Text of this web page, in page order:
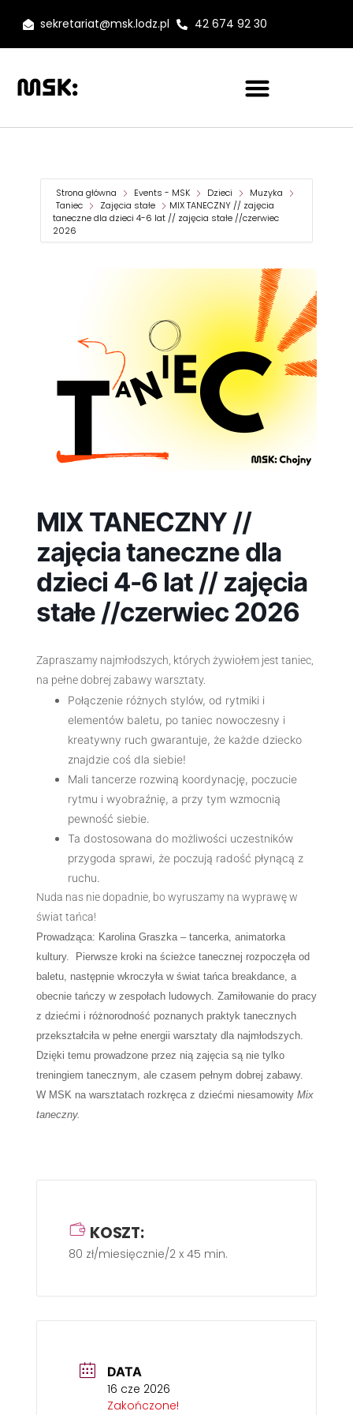
sekretariat@msk.lodz.pl 42 674 92 30
Strona główna Events - MSK Dzieci
Muzyka
Taniec
Zajęcia stałe
MIX TANECZNY // zajęcia
taneczne dla dzieci 4-6 lat // zajęcia stałe //czerwiec
2026
MIX TANECZNY //
zajęcia taneczne dla
dzieci 4-6 lat // zajęcia
stałe //czerwiec 2026
Zapraszamy najmłodszych, których żywiołem jest taniec,
na pełne dobrej zabawy warsztaty.
Połączenie różnych stylów, od rytmiki i
elementów baletu, po taniec nowoczesny i
kreatywny ruch gwarantuje, że każde dziecko
znajdzie coś dla siebie!
Mali tancerze rozwiną koordynację, poczucie
rytmu i wyobraźnię, a przy tym wzmocnią
pewność siebie.
Ta dostosowana do możliwości uczestników
przygoda sprawi, że poczują radość płynącą z
ruchu.
Nuda nas nie dopadnie, bo wyruszamy na wyprawę w
świat tańca!
Prowadząca: Karolina Graszka– tancerka, animatorka
kultury.
Pierwsze kroki na ścieżce tanecznej rozpoczęła od
baletu, następnie wkroczyła w świat tańca breakdance, a
obecnie tańczy w zespołach ludowych. Zamiłowanie do pracy
z dziećmi i różnorodność poznanych praktyk tanecznych
przekształciła w pełne energii warsztaty dla najmłodszych.
Dzięki temu prowadzone przez nią zajęcia są nie tylko
treningiem tanecznym, ale czasem pełnym dobrej zabawy.
W MSK na warsztatach rozkręca z dziećmi niesamowity Mix
taneczny.
KOSZT:
80 zł/miesięcznie/2 x 45 min.
DATA
16 cze 2026
Zakończone!